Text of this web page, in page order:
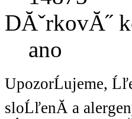
DĂˇrkovĂ˝
ano
UpozorĹujeme,
sloĹľenĂ­ a